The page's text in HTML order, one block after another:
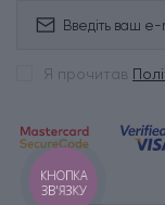
Я прочитав
КНОПКА
ЗВ'ЯЗКУ